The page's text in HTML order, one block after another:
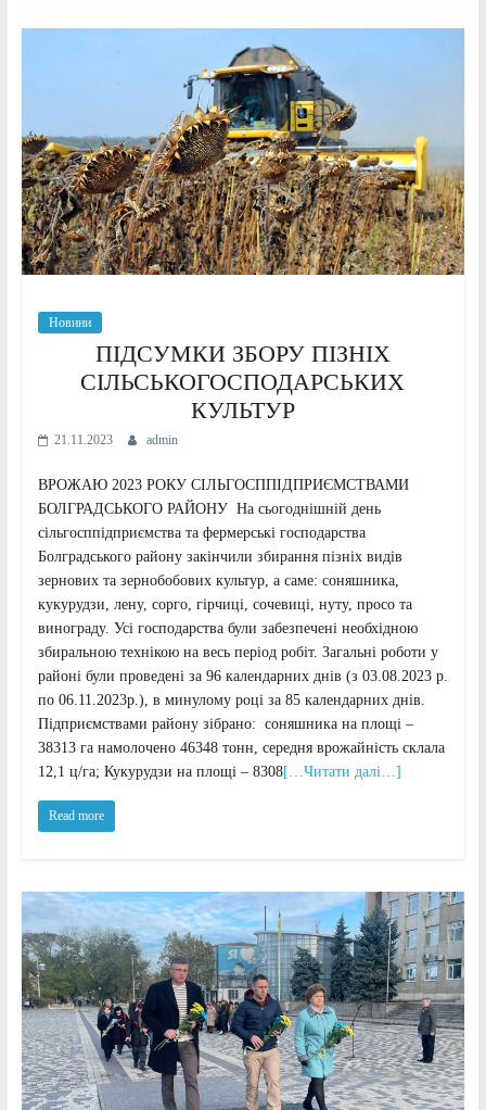
Новини
ПІДСУМКИ ЗБОРУ ПІЗНІХ
СІЛЬСЬКОГОСПОДАРСЬКИХ
КУЛЬТУР
21.11.2023 admin
ВРОЖАЮ 2023 РОКУ СІЛЬГОСППІДПРИЄМСТВАМИ
БОЛГРАДСЬКОГО РАЙОНУ На сьогоднішній день
сільгосппідприємства та фермерські господарства
Болградського району закінчили збирання пізніх видів
зернових та зернобобових культур, а саме: соняшника,
кукурудзи, лену, сорго, гірчиці, сочевиці, нуту, просо та
винограду. Усі господарства були забезпечені необхідною
збиральною технікою на весь період робіт. Загальні роботи у
районі були проведені за 96 календарних днів (з 03.08.2023 р.
по 06.11.2023р.), в минулому році за 85 календарних днів.
Підприємствами району зібрано: соняшника на площі –
38313 га намолочено 46348 тонн, середня врожайність склала
12,1 ц/га; Кукурудзи на площі – 8308[…Читати далі…]
Read more